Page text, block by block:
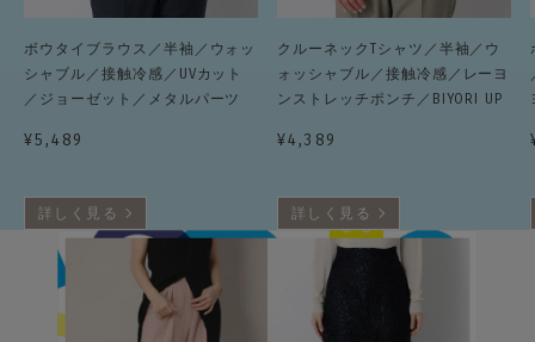
ボウタイブラウス／半袖／ウォッ
シャブル／接触冷感／UVカット
／ジョーゼット／メタルパーツ
¥5,489
詳しく見る
クルーネックTシャツ／半袖／ウ
ォッシャブル／接触冷感／レーヨ
ンストレッチポンチ／BIYORI UP
¥4,389
詳しく見る